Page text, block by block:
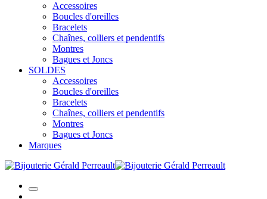
Accessoires
Boucles d'oreilles
Bracelets
Chaînes, colliers et pendentifs
Montres
Bagues et Joncs
SOLDES
Accessoires
Boucles d'oreilles
Bracelets
Chaînes, colliers et pendentifs
Montres
Bagues et Joncs
Marques